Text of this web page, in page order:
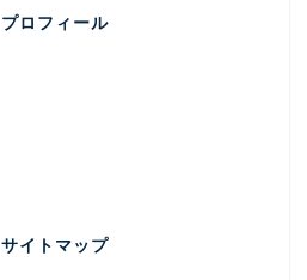
プロフィール
サイトマップ